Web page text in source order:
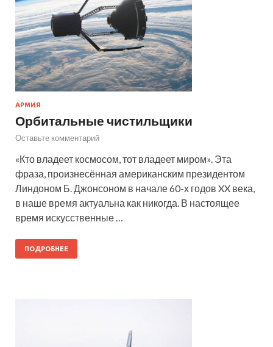
АРМИЯ
Орбитальные чистильщики
Оставьте комментарий
«Кто владеет космосом, тот владеет миром». Эта
фраза, произнесённая американским президентом
Линдоном Б. Джонсоном в начале 60-х годов XX века,
в наше время актуальна как никогда. В настоящее
время искусственные …
ПОДРОБНЕЕ